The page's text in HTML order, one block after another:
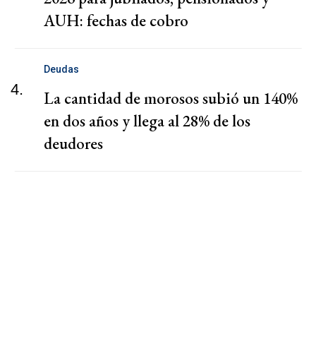
AUH: fechas de cobro
4.
Deudas
La cantidad de morosos subió un 140%
en dos años y llega al 28% de los
deudores